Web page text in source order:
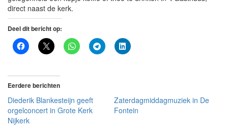
direct naast de kerk.
Deel dit bericht op:
Eerdere berichten
Diederik Blankesteijn geeft
orgelconcert in Grote Kerk
Nijkerk
Zaterdagmiddagmuziek in De
Fontein